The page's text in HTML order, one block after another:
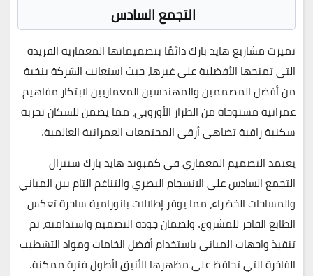
التجمع السادس
تميزتمشاريع هايد باركدائمًا بتصميماتها المعمارية الفريدة
التي تمنحها الأفضلية على غيرها، حيث استعانت الشركة بنخبة
منأفضل المصممين والمهندسين المعماريينلابتكار مفاهيم
عمرانية مستوحاة من الطراز الأوروبي، مما يضمن للسكان تجربة
سكنية راقية تضاهي أرقى المجتمعات العمرانية العالمية.
يعتمد التصميم المعماري فيكمبوند هايد بارك سنترال
التجمع السادسعلىالانسجام البصري والتناغم التام بين المباني
والمساحات الخضراء، مما يوفر إطلالات بانورامية ساحرةتعكس
الطابع الفاخر للمشروع. ولضمان جودة التصميم واستدامته، تم
تنفيذ واجهات المباني باستخدامأفضل الخامات ومواد التشطيب
الفاخرةالتي تحافظ على مظهرها الأنيق لأطول فترة ممكنة.